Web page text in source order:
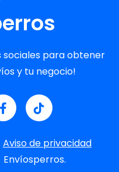
sociales para obtener
y tu negocio!
Aviso de privacidad
Envíosperros.